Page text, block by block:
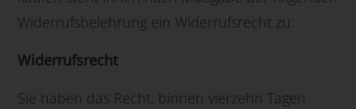
Widerrufsbelehrung ein Widerrufsrecht zu:
Widerrufsrecht
Sie haben das Recht, binnen vierzehn Tagen